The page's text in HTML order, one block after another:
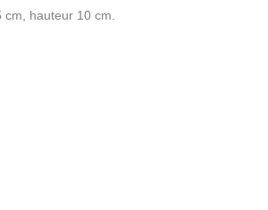
cm, hauteur 10 cm.